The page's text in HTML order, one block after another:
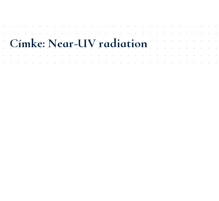
Címke:Near-UV radiation